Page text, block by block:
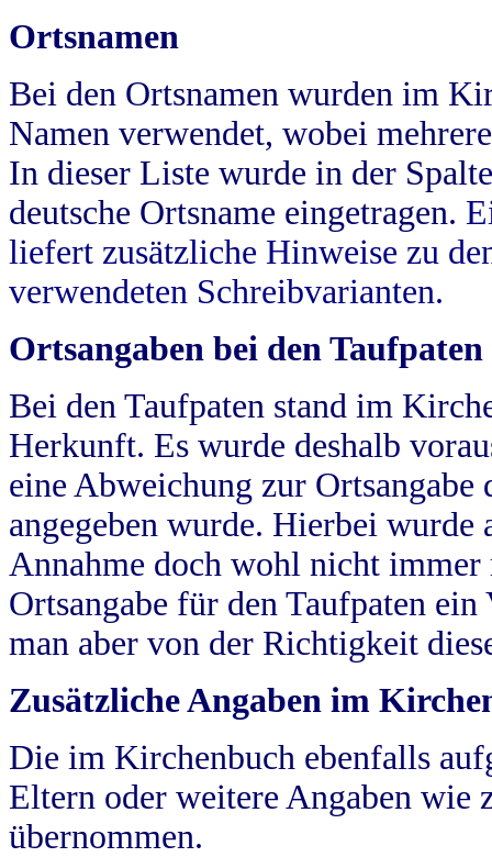
Ortsnamen
Bei den Ortsnamen wurden im
Namen verwendet, wobei
In dieser Liste wurde in der
deutsche Ortsname eingetragen.
liefert zusätzliche Hinweise zu
verwendeten Schreibvarianten.
Ortsangaben bei den Taufpaten
Bei den Taufpaten stand im
Herkunft. Es wurde deshalb
eine Abweichung zur
angegeben wurde. Hierbei wurde
Annahme doch wohl nicht
Ortsangabe für den Taufpaten
man aber von der Richtigkeit
Zusätzliche Angaben im
Die im Kirchenbuch ebenfalls
Eltern oder weitere Angaben wie
übernommen.